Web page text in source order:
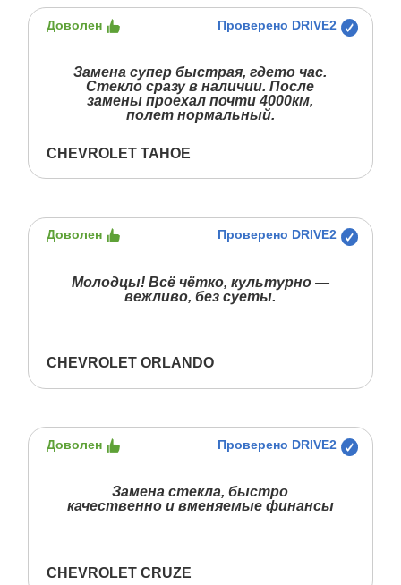
Доволен Проверено DRIVE2
Замена супер быстрая, гдето час.
Стекло сразу в наличии. После
замены проехал почти 4000км,
полет нормальный.
CHEVROLET TAHOE
Доволен Проверено DRIVE2
Молодцы! Всё чётко, культурно —
вежливо, без суеты.
CHEVROLET ORLANDO
Доволен Проверено DRIVE2
Замена стекла, быстро
качественно и вменяемые финансы
CHEVROLET CRUZE